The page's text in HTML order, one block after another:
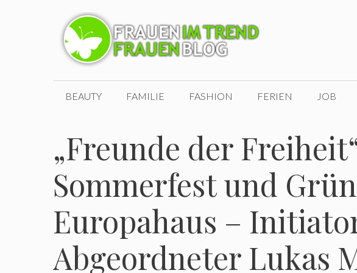
BEAUTY FAMILIE FASHION FERIEN JOB
„Freunde der
Sommerfest und
Europahaus –
Abgeordneter Lukas